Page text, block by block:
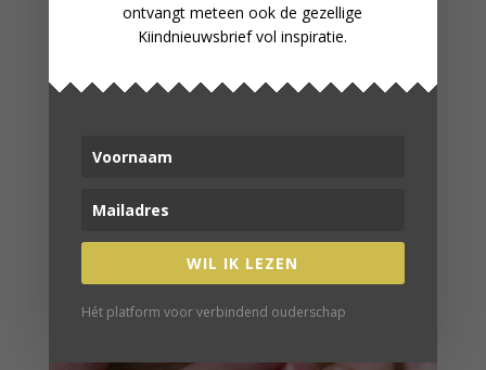
ontvangt meteen ook de gezellige
Kiindnieuwsbrief vol inspiratie.
WIL IK LEZEN
Hét platform voor verbindend ouderschap